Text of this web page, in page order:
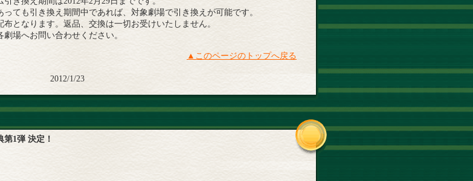
ても引き換え期間中であれば、対象劇場で引き換えが可能です。
となります。返品、交換は一切お受けいたしません。
場へお問い合わせください。
▲このページのトップへ戻る
2012/1/23
第1弾 決定！